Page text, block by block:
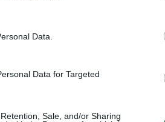
Data.
Data for Targeted
Sale, and/or Sharing
kviečia nepražiopsoti